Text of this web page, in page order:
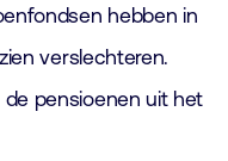
hebben in
verslechteren.
de pensioenen uit het